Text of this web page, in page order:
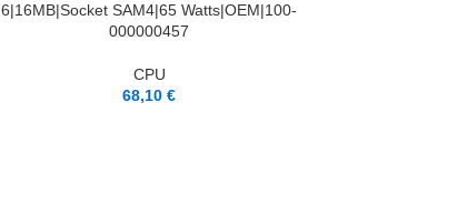
6|16MB|Socket SAM4|65 Watts|OEM|100-
000000457
CPU
68,10 €